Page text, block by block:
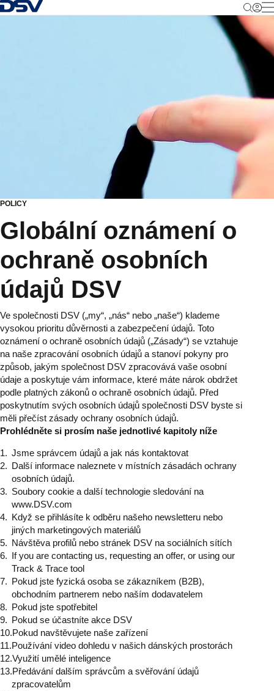
Zpět na Homepage
POLICY
Globální oznámení o
ochraně osobních
údajů DSV
Ve společnosti DSV („my“, „nás“ nebo „naše“) klademe
vysokou prioritu důvěrnosti a zabezpečení údajů. Toto
oznámení o ochraně osobních údajů („Zásady“) se vztahuje
na naše zpracování osobních údajů a stanoví pokyny pro
způsob, jakým společnost DSV zpracovává vaše osobní
údaje a poskytuje vám informace, které máte nárok obdržet
podle platných zákonů o ochraně osobních údajů. Před
poskytnutím svých osobních údajů společnosti DSV byste si
měli přečíst zásady ochrany osobních údajů.
Prohlédněte si prosím naše jednotlivé kapitoly níže
Jsme správcem údajů a jak nás kontaktovat
Další informace naleznete v místních zásadách ochrany
osobních údajů.
Soubory cookie a další technologie sledování na
www.DSV.com
Když se přihlásíte k odběru našeho newsletteru nebo
jiných marketingových materiálů
Návštěva profilů nebo stránek DSV na sociálních sítích
If you are contacting us, requesting an offer, or using our
Track & Trace tool
Pokud jste fyzická osoba se zákazníkem (B2B),
obchodním partnerem nebo naším dodavatelem
Pokud jste spotřebitel
Pokud se účastníte akce DSV
Pokud navštěvujete naše zařízení
Používání video dohledu v našich dánských prostorách
Využití umělé inteligence
Předávání dalším správcům a svěřování údajů
zpracovatelům